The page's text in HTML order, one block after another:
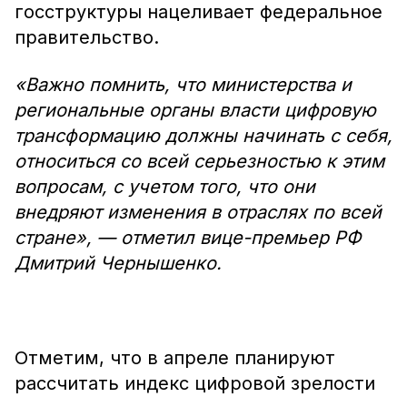
госструктуры нацеливает федеральное
правительство.
«Важно помнить, что министерства и
региональные органы власти цифровую
трансформацию должны начинать с себя,
относиться со всей серьезностью к этим
вопросам, с учетом того, что они
внедряют изменения в отраслях по всей
стране», — отметил вице-премьер РФ
Дмитрий Чернышенко.
Отметим, что в апреле планируют
рассчитать индекс цифровой зрелости